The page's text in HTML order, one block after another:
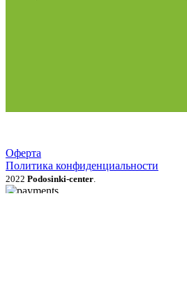
Оферта
Политика конфиденциальности
2022 Podosinki-center.